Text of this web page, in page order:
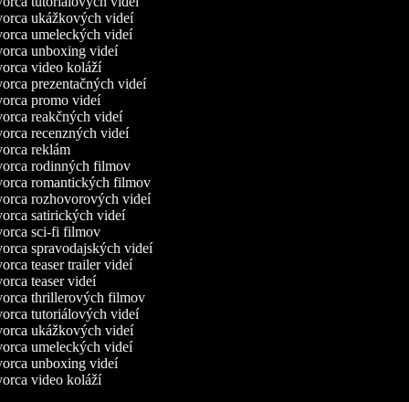
ukážkových videí
umeleckých videí
unboxing videí
video koláží
prezentačných videí
promo videí
reakčných videí
recenzných videí
reklám
rodinných filmov
romantických filmov
rozhovorových videí
satirických videí
sci-fi filmov
spravodajských videí
teaser trailer videí
teaser videí
thrillerových filmov
tutoriálových videí
ukážkových videí
umeleckých videí
unboxing videí
video koláží